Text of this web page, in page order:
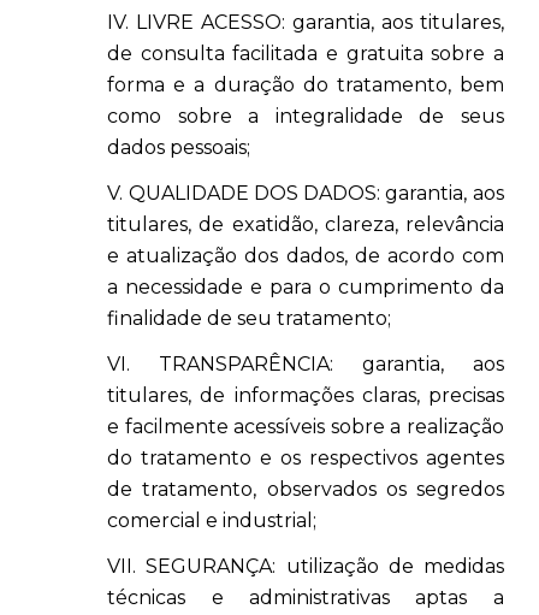
IV. LIVRE ACESSO: garantia, aos titulares,
de consulta facilitada e gratuita sobre a
forma e a duração do tratamento, bem
como sobre a integralidade de seus
dados pessoais;
V. QUALIDADE DOS DADOS: garantia, aos
titulares, de exatidão, clareza, relevância
e atualização dos dados, de acordo com
a necessidade e para o cumprimento da
finalidade de seu tratamento;
VI. TRANSPARÊNCIA: garantia, aos
titulares, de informações claras, precisas
e facilmente acessíveis sobre a realização
do tratamento e os respectivos agentes
de tratamento, observados os segredos
comercial e industrial;
VII. SEGURANÇA: utilização de medidas
técnicas e administrativas aptas a